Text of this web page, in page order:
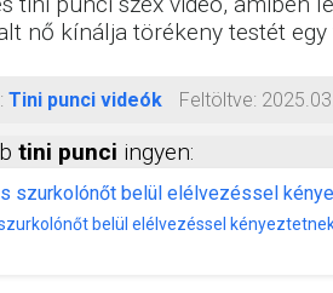
nő kínálja törékeny testét egy
Tini punci videók Feltöltve:
tini punci ingyen:
belül elélvezéssel